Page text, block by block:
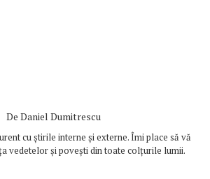
De Daniel Dumitrescu
cu știrile interne și externe. Îmi place să vă
vedetelor și povești din toate colțurile lumii.